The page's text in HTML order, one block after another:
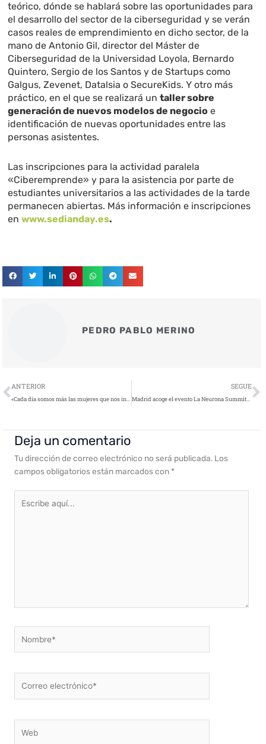
teórico, dónde se hablará sobre las oportunidades para
el desarrollo del sector de la ciberseguridad y se verán
casos reales de emprendimiento en dicho sector, de la
mano de Antonio Gil, director del Máster de
Ciberseguridad de la Universidad Loyola, Bernardo
Quintero, Sergio de los Santos y de Startups como
Galgus, Zevenet, Datalsia o SecureKids. Y otro más
práctico, en el que se realizará untaller sobre
generación de nuevos modelos de negocio e
identificación de nuevas oportunidades entre las
personas asistentes.
Las inscripciones para la actividad paralela
«Ciberemprende» y para la asistencia por parte de
estudiantes universitarios a las actividades de la tarde
permanecen abiertas. Más información e inscripciones
enwww.sedianday.es.
PEDRO PABLO MERINO
Ant
ANTERIOR
«Cada día somos más las mujeres que nos interesamos por la Ciberseguridad»
SEGUE
Madrid acoge el evento La Neurona Summits para dar respuestas a la transformación empresarial
Deja un comentario
Tu dirección de correo electrónico no será publicada. Los
campos obligatorios están marcados con *
aquí...
electrónico*